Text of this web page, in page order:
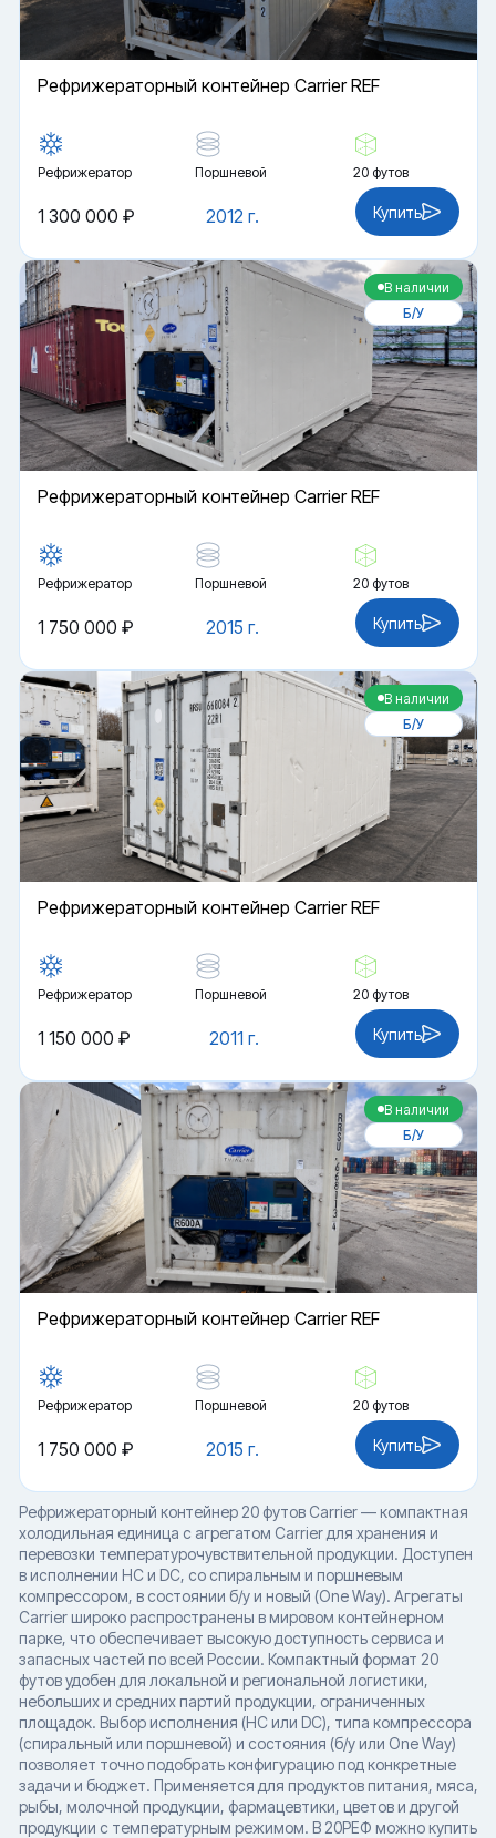
Рефрижераторный контейнер Carrier REF
Рефрижератор Поршневой 20 футов
2012 г.
1 300 000 ₽ Купить
В наличии
Б/У
Рефрижераторный контейнер Carrier REF
Рефрижератор Поршневой 20 футов
2015 г.
1 750 000 ₽ Купить
В наличии
Б/У
Рефрижераторный контейнер Carrier REF
Рефрижератор Поршневой 20 футов
2011 г.
1 150 000 ₽ Купить
В наличии
Б/У
Рефрижераторный контейнер Carrier REF
Рефрижератор Поршневой 20 футов
2015 г.
1 750 000 ₽ Купить
Рефрижераторный контейнер 20 футов Carrier — компактная
холодильная единица с агрегатом Carrier для хранения и
перевозки температурочувствительной продукции. Доступен
в исполнении HC и DC, со спиральным и поршневым
компрессором, в состоянии б/у и новый (One Way). Агрегаты
Carrier широко распространены в мировом контейнерном
парке, что обеспечивает высокую доступность сервиса и
запасных частей по всей России. Компактный формат 20
футов удобен для локальной и региональной логистики,
небольших и средних партий продукции, ограниченных
площадок. Выбор исполнения (HC или DC), типа компрессора
(спиральный или поршневой) и состояния (б/у или One Way)
позволяет точно подобрать конфигурацию под конкретные
задачи и бюджет. Применяется для продуктов питания, мяса,
рыбы, молочной продукции, фармацевтики, цветов и другой
продукции с температурным режимом. В 20РЕФ можно купить